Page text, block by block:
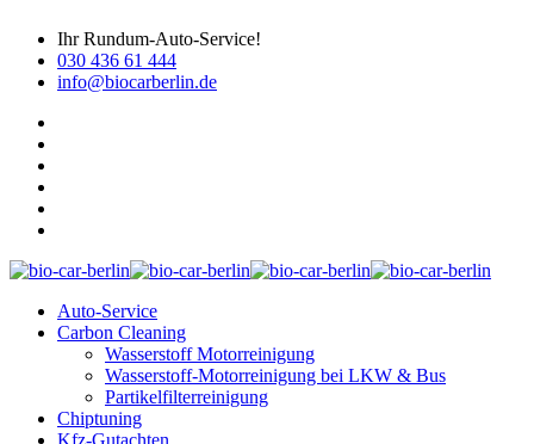
Ihr Rundum-Auto-Service!
030 436 61 444
info@biocarberlin.de
Auto-Service
Carbon Cleaning
Wasserstoff Motorreinigung
Wasserstoff-Motorreinigung bei LKW & Bus
Partikelfilterreinigung
Chiptuning
Kfz-Gutachten